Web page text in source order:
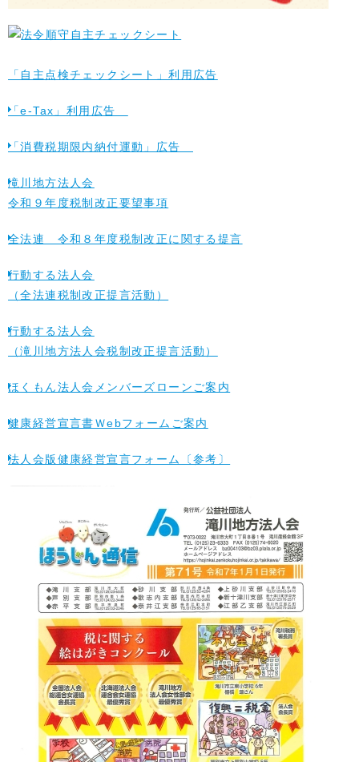
「自主点検チェックシート」利用広告
「e-Tax」利用広告
「消費税期限内納付運動」広告
滝川地方法人会
令和９年度税制改正要望事項
全法連 令和８年度税制改正に関する提言
行動する法人会
（全法連税制改正提言活動）
行動する法人会
（滝川地方法人会税制改正提言活動）
ほくもん法人会メンバーズローンご案内
健康経営宣言書Ｗebフォームご案内
法人会版健康経営宣言フォーム〔参考〕